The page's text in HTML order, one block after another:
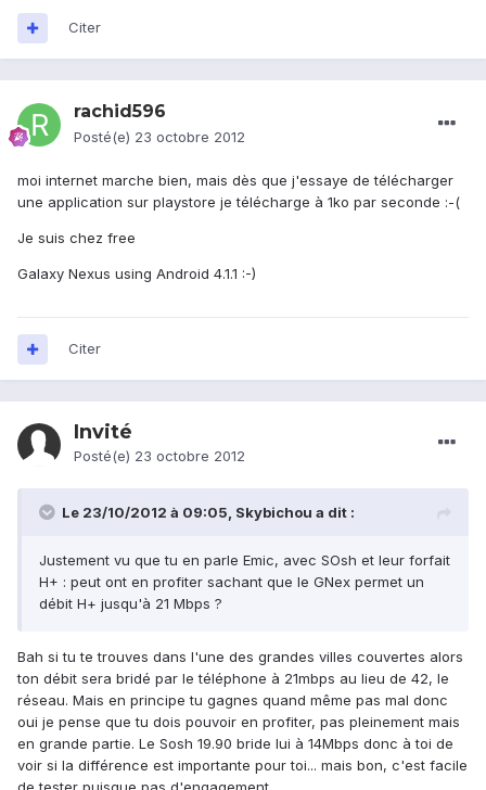
Citer
rachid596
Posté(e) 23 octobre 2012
moi internet marche bien, mais dès que j'essaye de télécharger
une application sur playstore je télécharge à 1ko par seconde :-(
Je suis chez free
Galaxy Nexus using Android 4.1.1 :-)
Citer
Invité
Posté(e) 23 octobre 2012
Le 23/10/2012 à 09:05, Skybichou a dit :
Justement vu que tu en parle Emic, avec SOsh et leur forfait
H+ : peut ont en profiter sachant que le GNex permet un
débit H+ jusqu'à 21 Mbps ?
Bah si tu te trouves dans l'une des grandes villes couvertes alors
ton débit sera bridé par le téléphone à 21mbps au lieu de 42, le
réseau. Mais en principe tu gagnes quand même pas mal donc
oui je pense que tu dois pouvoir en profiter, pas pleinement mais
en grande partie. Le Sosh 19.90 bride lui à 14Mbps donc à toi de
voir si la différence est importante pour toi... mais bon, c'est facile